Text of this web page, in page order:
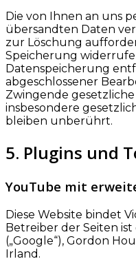
Die von Ihnen an uns
übersandten Daten
zur Löschung
Speicherung
Datenspeicherung
abgeschlossener
Zwingende
insbesondere
bleiben unberührt.
5. Plugins und
YouTube mit
Diese Website bindet
Betreiber der Seiten
(„Google“), Gordon
Irland.